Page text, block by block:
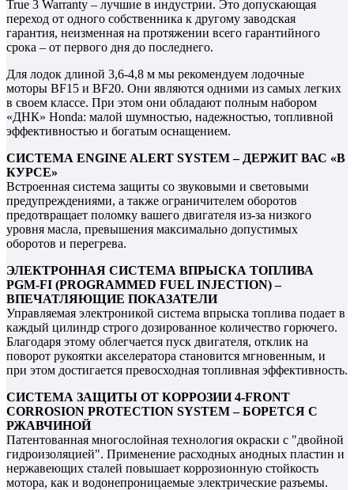
True 3 Warranty – лучшие в индустрии. Это допускающая
переход от одного собственника к другому заводская
гарантия, неизменная на протяжении всего гарантийного
срока – от первого дня до последнего.
Для лодок длиной 3,6-4,8 м мы рекомендуем лодочные
моторы BF15 и BF20. Они являются одними из самых легких
в своем классе. При этом они обладают полным набором
«ДНК» Honda: малой шумностью, надежностью, топливной
эффективностью и богатым оснащением.
СИСТЕМА ENGINE ALERT SYSTEM – ДЕРЖИТ ВАС «В
КУРСЕ»
Встроенная система защиты со звуковыми и световыми
предупреждениями, а также ограничителем оборотов
предотвращает поломку вашего двигателя из-за низкого
уровня масла, превышения максимально допустимых
оборотов и перегрева.
ЭЛЕКТРОННАЯ СИСТЕМА ВПРЫСКА ТОПЛИВА
PGM-FI (PROGRAMMED FUEL INJECTION) –
ВПЕЧАТЛЯЮЩИЕ ПОКАЗАТЕЛИ
Управляемая электроникой система впрыска топлива подает в
каждый цилиндр строго дозированное количество горючего.
Благодаря этому облегчается пуск двигателя, отклик на
поворот рукоятки акселератора становится мгновенным, и
при этом достигается превосходная топливная эффективность.
СИСТЕМА ЗАЩИТЫ ОТ КОРРОЗИИ 4-FRONT
CORROSION PROTECTION SYSTEM – БОРЕТСЯ С
РЖАВЧИНОЙ
Патентованная многослойная технология окраски с "двойной
гидроизоляцией". Применение расходных анодных пластин и
нержавеющих сталей повышает коррозионную стойкость
мотора, как и водонепроницаемые электрические разъемы.